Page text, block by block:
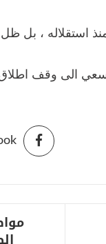
منذ استقلاله ،
الى وقف